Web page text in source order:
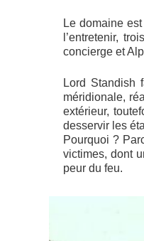
Le domaine
l’entretenir,
concierge et
Lord Standish
méridionale,
extérieur,
desservir les
Pourquoi ?
victimes, dont
peur du feu.